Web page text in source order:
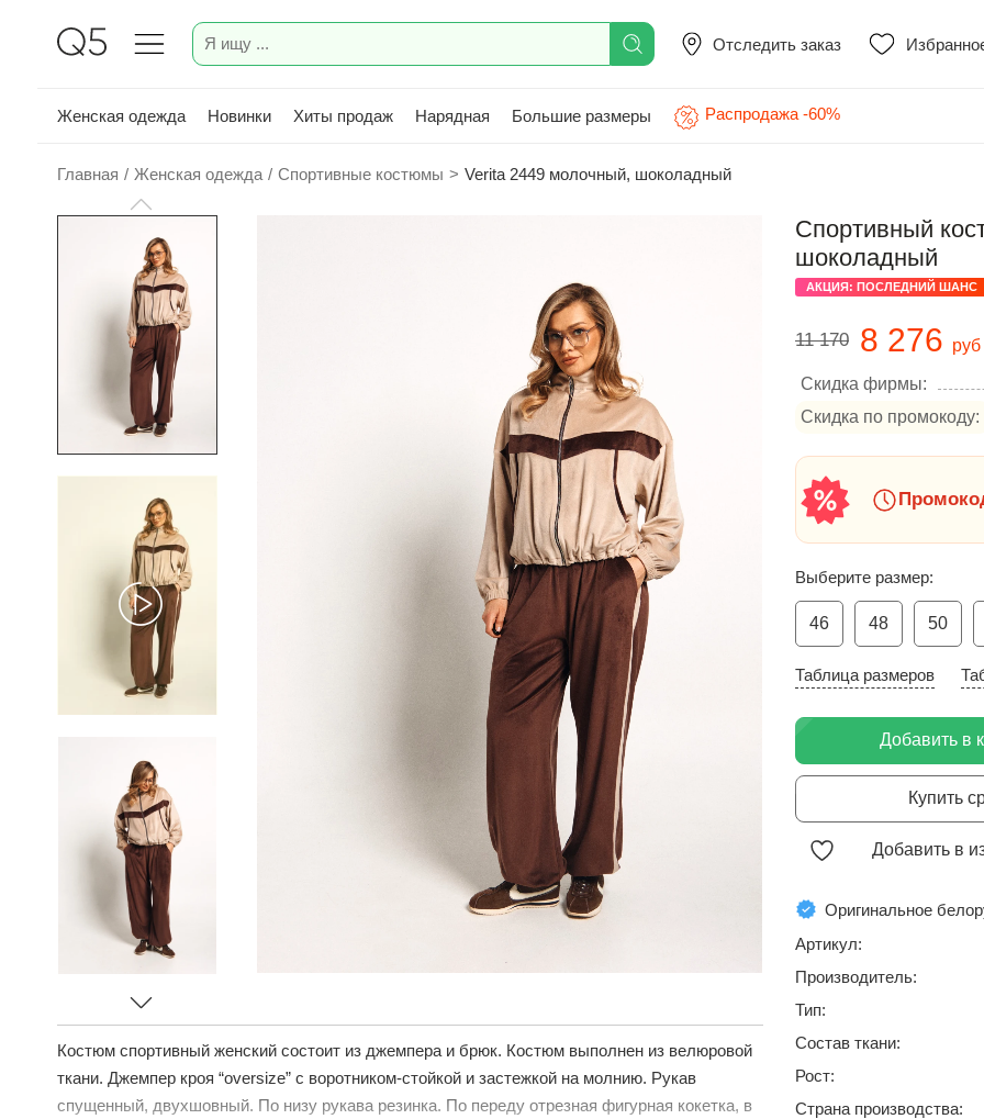
Отследить заказ
Женская одежда Новинки Хиты продаж Нарядная Большие размеры Распродажа -60%
Главная / Женская одежда / Спортивные костюмы > Verita 2449 молочный, шоколадный
Костюм спортивный женский состоит из джемпера и брюк. Костюм выполнен из велюровой
ткани. Джемпер кроя “oversize” с воротником-стойкой и застежкой на молнию. Рукав
спущенный, двухшовный. По низу рукава резинка. По переду отрезная фигурная кокетка, в
Спортивный
шоколадный
АКЦИЯ: ПОСЛЕДНИЙ ШАНС
11 170 8 276 руб
Скидка фирмы:
Скидка по промокоду:
Выберите размер:
46 48 50
Таблица размеров
Добавить в
Купить
Добавить в
Оригинальное
Артикул:
Производитель:
Тип:
Состав ткани:
Рост:
Страна производства: